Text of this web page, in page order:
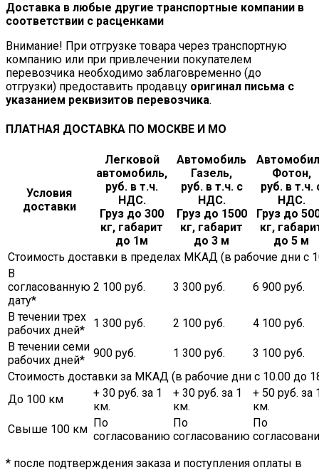
Доставка в любые другие транспортные компании в
соответствии с расценками
Внимание! При отгрузке товара через транспортную
компанию или при привлечении покупателем
перевозчика необходимо заблаговременно (до
отгрузки) предоставить продавцу оригинал письма с
указанием реквизитов перевозчика.
ПЛАТНАЯ ДОСТАВКА ПО МОСКВЕ И МО
Условия
доставки
Легковой
автомобиль,
руб. в т.ч.
НДС.
Груз до 300
кг, габарит
до 1м
Автомобиль
Газель,
руб. в т.ч. с
НДС.
Груз до 1500
кг, габарит
до 3 м
Фотон,
руб. в т.ч.
НДС.
Груз до
кг,
до 5 м
Стоимость доставки в пределах МКАД (в рабочие дни с
В
согласованную
дату*
2 100 руб. 3 300 руб. 6 900 руб.
В течении трех
рабочих дней*
1 300 руб. 2 100 руб.
4 100 руб.
В течении семи
рабочих дней*
900 руб. 1 300 руб.
3 100 руб.
Стоимость доставки за МКАД (в рабочие дни с 10.00 до
До 100 км
+ 30 руб. за 1
км.
+ 30 руб. за 1
км.
+ 50 руб. за
км.
Свыше 100 км По
согласованию
По
согласованию
По
* после подтверждения заказа и поступления оплаты в